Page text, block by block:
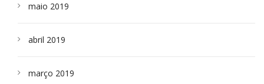
maio 2019
abril 2019
março 2019